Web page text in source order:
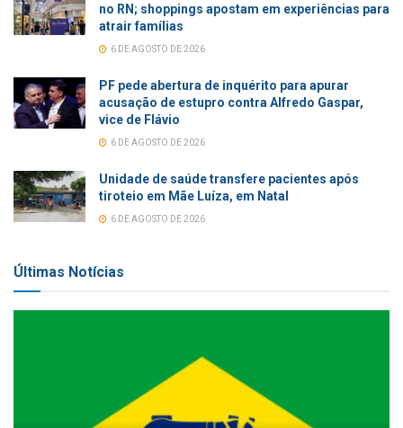
no RN; shoppings apostam em experiências para
atrair famílias
6 DE AGOSTO DE 2026
PF pede abertura de inquérito para apurar
acusação de estupro contra Alfredo Gaspar,
vice de Flávio
6 DE AGOSTO DE 2026
Unidade de saúde transfere pacientes após
tiroteio em Mãe Luíza, em Natal
6 DE AGOSTO DE 2026
Últimas Notícias